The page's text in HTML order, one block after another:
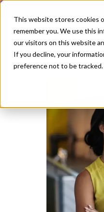
This website stores cookies
remember you. We use this
our visitors on this website
If you decline, your
preference not to be tracked.
Ser feliz -